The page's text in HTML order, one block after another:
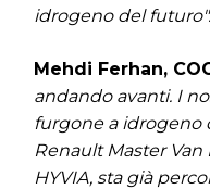
idrogeno del futuro".
Mehdi Ferhan,
andando avanti. I
furgone a idrogeno
Renault Master Van
HYVIA, sta già